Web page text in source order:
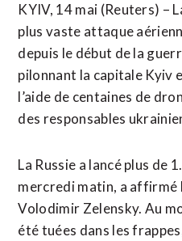
KYIV, 14 mai (Reuters) –
plus vaste attaque
depuis le début de la
pilonnant la capitale Kyiv
l’aide de centaines de
des responsables
La Russie a lancé plus de
mercredi matin, a affirmé
Volodimir Zelensky. Au
été tuées dans les